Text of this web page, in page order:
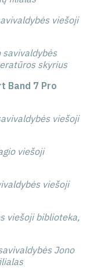
viešoji
savivaldybės
skyrius
Band 7 Pro
viešoji
viešoji
viešoji
viešoji biblioteka,
Jono